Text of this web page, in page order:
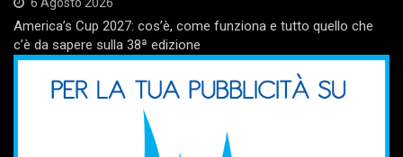
6 Agosto 2026
America’s Cup 2027: cos’è, come funziona e tutto quello che
c’è da sapere sulla 38ª edizione